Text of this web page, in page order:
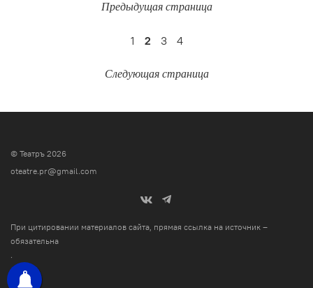
Предыдущая страница
1 2 3 4
Следующая страница
© Театръ 2026
oteatre.pr@gmail.com
При цитировании материалов сайта, прямая ссылка на источник –
обязательна
.